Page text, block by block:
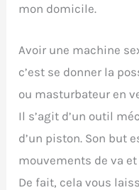
mon domicile.
Avoir une machine
c’est se donner la
ou masturbateur en
Il s’agit d’un outil
d’un piston. Son but
mouvements de va
De fait, cela vous